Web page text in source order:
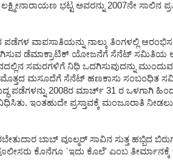
ಭಟ್ಟ ಅವರನ್ನು 2007ನೇ ಸಾಲಿನ
ವಾಪಸಾತಿಯನ್ನು ನಾಲ್ಕು ತಿಂಗಳಲ್ಲಿ
ಡೆಮಾಕ್ರಾಟಿಕ್ ಯೋಜನೆಗೆ ಸೆನೆಟ್ ಸಮಿತಿಯ
ಸಮರಗಳಿಗೆ ನಿಧಿ ಒದಗಿಸುವುದನ್ನು
ಮೊತ್ತದ ಮಸೂದೆಗೆ ಸೆನೆಟ್ ಹಣಕಾಸು ಸಂಬಂಧಿತ
ಪಡೆಗಳನ್ನು 2008ರ ಮಾರ್ಚ್ 31 ರ ಒಳಗಾಗಿ
ಇಂತಹುದೇ ಪ್ರಸ್ತಾವಕ್ಕೆ ಮಂಜೂರಾತಿ
ಬಾಬ್ ವೂಲ್ಮರ್ ಸಾವಿನ ಸುತ್ತ ಹಬ್ಬಿದ
ಕೊನೆಗೂ `ಇದು ಕೊಲೆ' ಎಂಬ ತೀರ್ಮಾನಕ್ಕೆ